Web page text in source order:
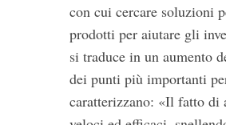
con cui cercare soluzioni
prodotti per aiutare gli
si traduce in un aumento
dei punti più importanti
caratterizzano: «Il fatto di
o
r
: